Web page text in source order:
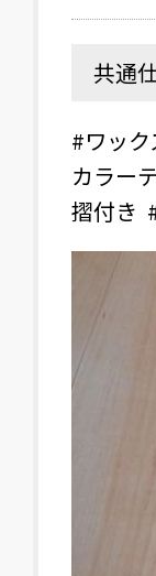
共通
#ワッ
カラー
摺付き